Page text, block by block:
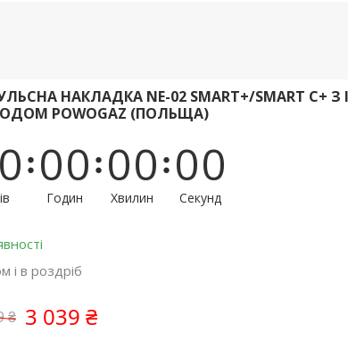
НАКЛАДКА NE-02 SMART+/SMART C+
POWOGAZ (ПОЛЬЩА)
0 00
Годин
00
Хвилин
00
Секунд
і в роздріб
₴ 3 039 ₴